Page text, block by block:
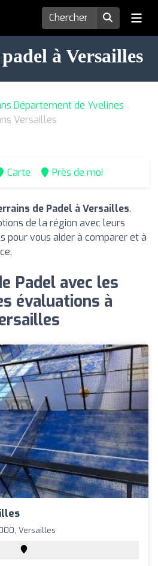
à Versailles
Département de Yvelines
Versailles
Carte Près de moi
de Padel à Versailles.
de la région avec leurs
pour vous aider à comparer et à
Padel avec les
évaluations à
Versailles